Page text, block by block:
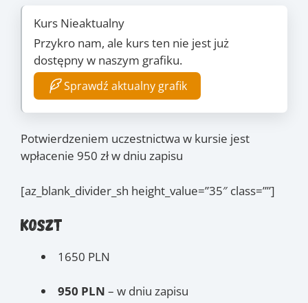
Kurs Nieaktualny
Przykro nam, ale kurs ten nie jest już
dostępny w naszym grafiku.
Sprawdź aktualny grafik
Potwierdzeniem uczestnictwa w kursie jest
wpłacenie 950 zł w dniu zapisu
[az_blank_divider_sh height_value=”35″ class=””]
Koszt
1650 PLN
950 PLN – w dniu zapisu